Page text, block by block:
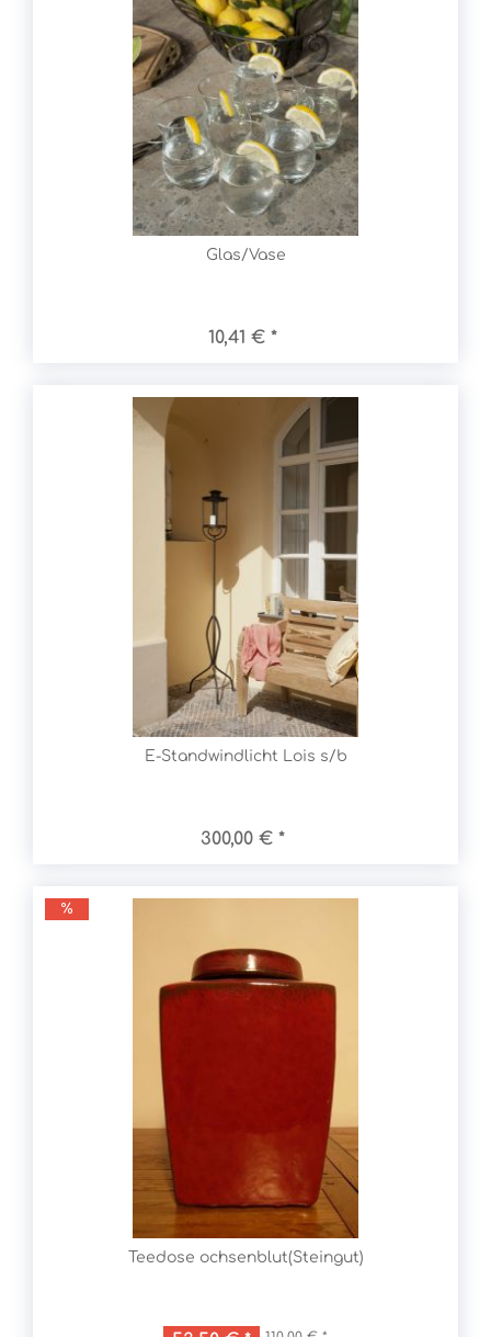
Glas/Vase
10,41 € *
E-Standwindlicht Lois s/b
300,00 € *
Teedose ochsenblut(Steingut)